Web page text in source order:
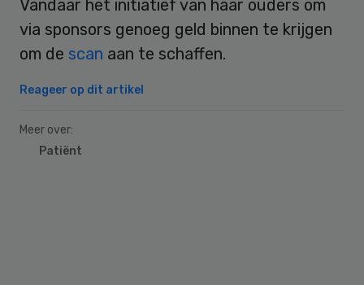
Vandaar het initiatief van haar ouders om
via sponsors genoeg geld binnen te krijgen
om de scan aan te schaffen.
Reageer op dit artikel
Meer over:
Patiënt